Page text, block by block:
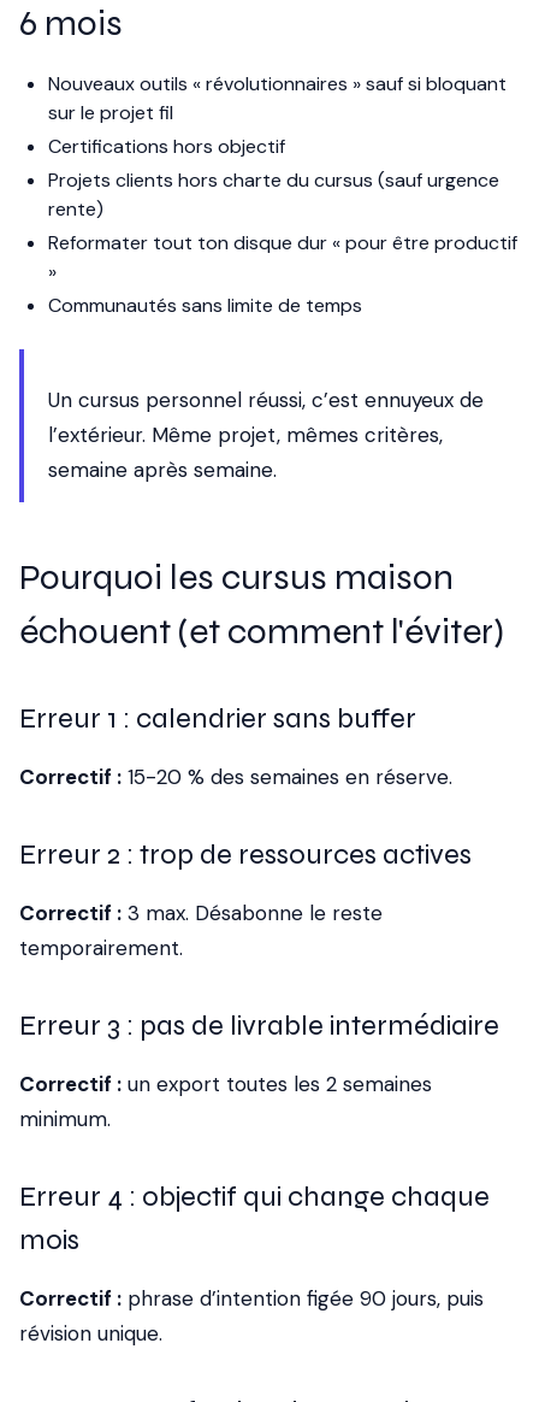
6 mois
Nouveaux outils « révolutionnaires » sauf si bloquant
sur le projet fil
Certifications hors objectif
Projets clients hors charte du cursus (sauf urgence
rente)
Reformater tout ton disque dur « pour être productif
»
Communautés sans limite de temps
Un cursus personnel réussi, c’est ennuyeux de
l’extérieur. Même projet, mêmes critères,
semaine après semaine.
Pourquoi les cursus maison
échouent (et comment l'éviter)
Erreur 1 : calendrier sans buffer
Correctif : 15-20 % des semaines en réserve.
Erreur 2 : trop de ressources actives
Correctif : 3 max. Désabonne le reste
temporairement.
Erreur 3 : pas de livrable intermédiaire
Correctif : un export toutes les 2 semaines
minimum.
Erreur 4 : objectif qui change chaque
mois
Correctif : phrase d’intention figée 90 jours, puis
révision unique.